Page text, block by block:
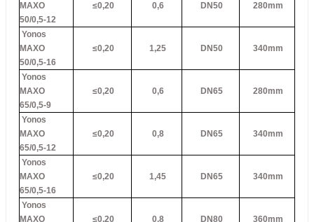
MAXO
50/0,5-12
≤0,20 0,6 DN50 280mm
Yonos
MAXO
50/0,5-16
≤0,20 1,25 DN50 340mm
Yonos
MAXO
65/0,5-9
≤0,20 0,6 DN65 280mm
Yonos
MAXO
65/0,5-12
≤0,20 0,8 DN65 340mm
Yonos
MAXO
65/0,5-16
≤0,20 1,45 DN65 340mm
Yonos
MAXO
≤0,20 0,8 DN80 360mm